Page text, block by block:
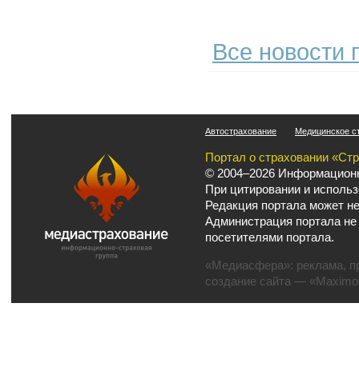
Все новости
Автострахование Медицинское
Портал о страховании
© 2004–2026
При цитировании и
Редакция портала может
Администрация портала
посетителями портала.
«Медиасфера»: реклама,
создание сайта —